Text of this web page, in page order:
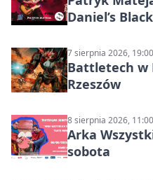
Daniel’s
7 sierpnia 2026, 19:00
Battletech w
Rzeszów
8 sierpnia 2026, 11:00
Arka
sobota